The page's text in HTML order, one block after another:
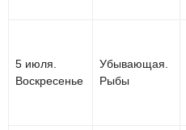
5 июля.
Воскресенье
Убывающая.
Рыбы